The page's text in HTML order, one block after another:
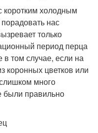
коротким холодным
нас
только
период перца
в том случае, если на
коронных цветков или
много
были правильно